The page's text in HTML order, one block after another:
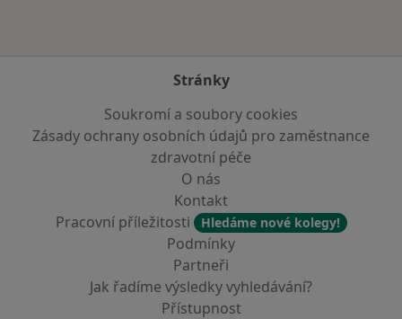
Stránky
Soukromí a soubory cookies
Zásady ochrany osobních údajů pro zaměstnance
zdravotní péče
O nás
Kontakt
Pracovní příležitosti
Hledáme nové kolegy!
Podmínky
Partneři
Jak řadíme výsledky vyhledávání?
Přístupnost